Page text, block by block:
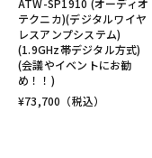
テクニカ)(デジタルワイヤ
レスアンプシステム)
(1.9GHz帯デジタル方式)
(会議やイベントにお勧
め！！)
¥73,700 （税込）